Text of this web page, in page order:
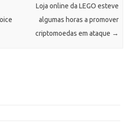
Loja online da LEGO esteve
algumas horas a promover
criptomoedas em ataque →